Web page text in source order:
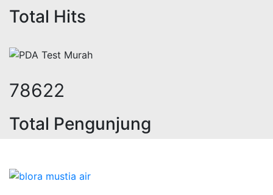
Total Hits
96266
Total Pengunjung